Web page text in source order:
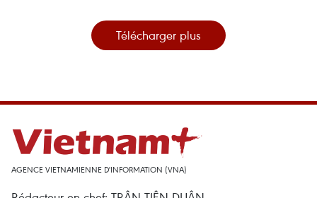
Télécharger plus
AGENCE VIETNAMIENNE D'INFORMATION (VNA)